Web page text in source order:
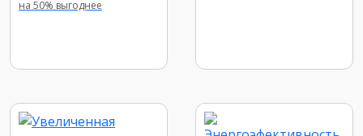
на 50% выгоднее